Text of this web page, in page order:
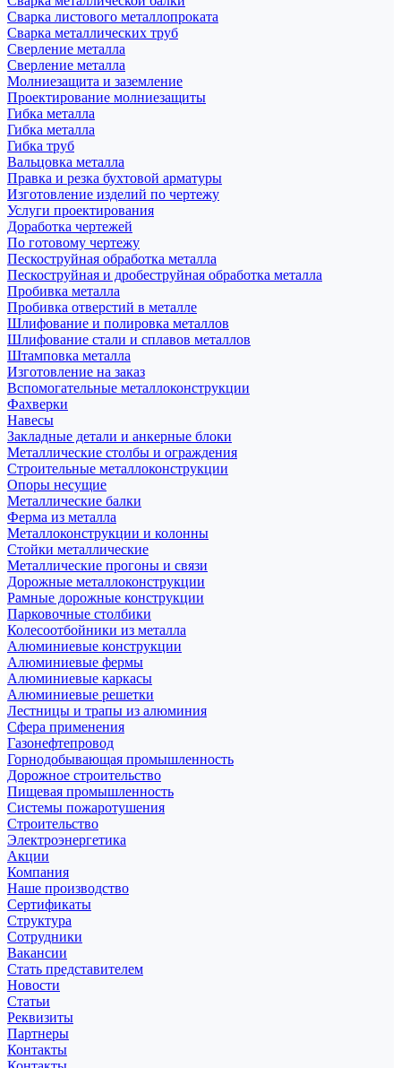
Сварка листового металлопроката
Сварка металлических труб
Сверление металла
Сверление металла
Молниезащита и заземление
Проектирование молниезащиты
Гибка металла
Гибка металла
Гибка труб
Вальцовка металла
Правка и резка бухтовой арматуры
Изготовление изделий по чертежу
Услуги проектирования
Доработка чертежей
По готовому чертежу
Пескоструйная обработка металла
Пескоструйная и дробеструйная обработка металла
Пробивка металла
Пробивка отверстий в металле
Шлифование и полировка металлов
Шлифование стали и сплавов металлов
Штамповка металла
Изготовление на заказ
Вспомогательные металлоконструкции
Фахверки
Навесы
Закладные детали и анкерные блоки
Металлические столбы и ограждения
Строительные металлоконструкции
Опоры несущие
Металлические балки
Ферма из металла
Металлоконструкции и колонны
Стойки металлические
Металлические прогоны и связи
Дорожные металлоконструкции
Рамные дорожные конструкции
Парковочные столбики
Колесоотбойники из металла
Алюминиевые конструкции
Алюминиевые фермы
Алюминиевые каркасы
Алюминиевые решетки
Лестницы и трапы из алюминия
Сфера применения
Газонефтепровод
Горнодобывающая промышленность
Дорожное строительство
Пищевая промышленность
Системы пожаротушения
Строительство
Электроэнергетика
Акции
Компания
Наше производство
Сертификаты
Структура
Сотрудники
Вакансии
Стать представителем
Новости
Статьи
Реквизиты
Партнеры
Контакты